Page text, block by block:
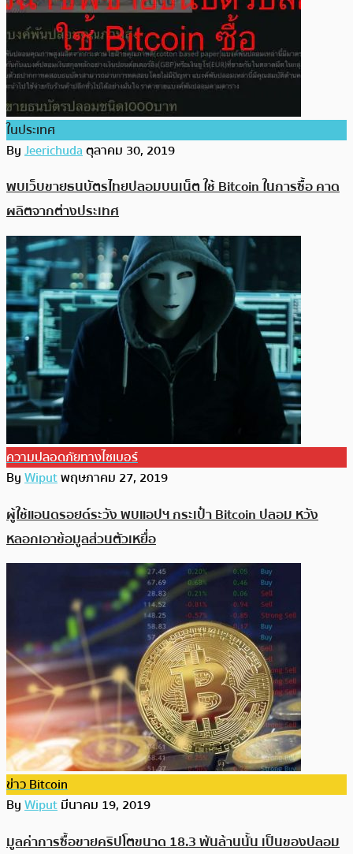
ในประเทศ
ByJeerichudaตุลาคม 30, 2019
พบเว็บขายธนบัตรไทยปลอมบนเน็ต ใช้ Bitcoin ในการซื้อ คาด
ผลิตจากต่างประเทศ
ความปลอดภัยทางไซเบอร์
ByWiputพฤษภาคม 27, 2019
ผู้ใช้แอนดรอยด์ระวัง พบแอปฯ กระเป๋า Bitcoin ปลอม หวัง
หลอกเอาข้อมูลส่วนตัวเหยื่อ
ข่าว Bitcoin
ByWiputมีนาคม 19, 2019
มูลค่าการซื้อขายคริปโตขนาด 18.3 พันล้านนั้น เป็นของปลอม